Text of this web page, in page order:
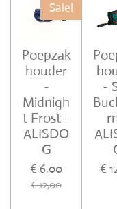
Sale!
Poepzak
houder
-
Midnigh
t Frost -
ALISDO
G
€ 6,00
€ 12,00
-
€